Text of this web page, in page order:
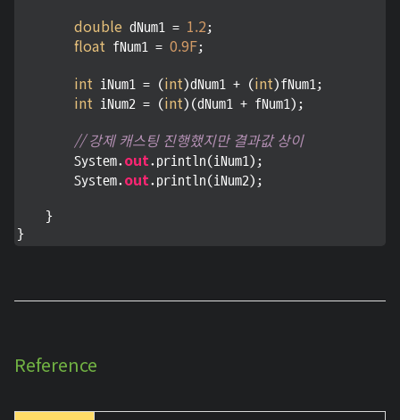
double dNum1 = 1.2 ;
float fNum1 = 0.9F;
int iNum1 = (int)dNum1 + (int)fNum1;
int iNum2 = (int)(dNum1 + fNum1);
// 강제 캐스팅 진행했지만 결과값 상이
        System.
out.println(iNum1);
        System.
out.println(iNum2);
    }
}
Reference